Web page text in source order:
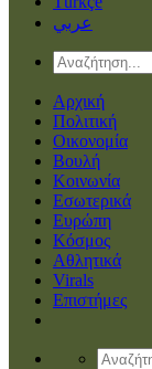
عربي
Αρχική
Πολιτική
Οικονομία
Βουλή
Κοινωνία
Εσωτερικά
Ευρώπη
Κόσμος
Αθλητικά
Virals
Επιστήμες